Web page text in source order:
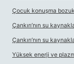
Çocuk konuşma
Çankırı’nın su
Çankırı’nın su
Yüksek enerji ve